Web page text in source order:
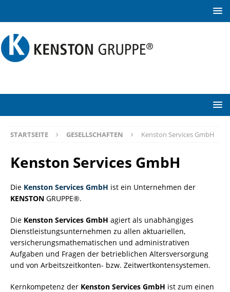
STARTSEITE GESELLSCHAFTEN Kenston Services GmbH
Kenston Services GmbH
Die Kenston Services GmbH ist ein Unternehmen der
KENSTON GRUPPE®.
Die Kenston Services GmbH agiert als unabhängiges
Dienstleistungsunternehmen zu allen aktuariellen,
versicherungsmathematischen und administrativen
Aufgaben und Fragen der betrieblichen Altersversorgung
und von Arbeitszeitkonten- bzw. Zeitwertkontensystemen.
Kernkompetenz der Kenston Services GmbH ist zum einen